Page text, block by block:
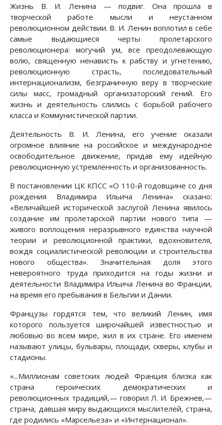
Жизнь В. И. Ленина — подвиг. Она прошла в
творческой работе мысли и неустанном
революционном действии. В. И. Ленин воплотил в себе
самые выдающиеся черты пролетарского
революционера: могучий ум, все преодолевающую
волю, священную ненависть к рабству и угнетению,
революционную страсть, последовательный
интернационализм, безграничную веру в творческие
силы масс, громадный организаторский гений. Его
жизнь и деятельность слились с борьбой рабочего
класса и Коммунистической партии.
Деятельность В. И. Ленина, его учение оказали
огромное влияние на российское и международное
освободительное движение, придав ему идейную
революционную устремленность и организованность.
В постановлении ЦК КПСС «О 110-й годовщине со дня
рождения Владимира Ильича Ленина» сказано:
«Величайшей исторической заслугой Ленина явилось
создание им пролетарской партии нового типа —
живого воплощения неразрывного единства научной
теории и революционной практики, вдохновителя,
вождя социалистической революции и строительства
нового общества». Значительная доля этого
невероятного труда приходится на годы жизни и
деятельности Владимира Ильича Ленина во Франции,
на время его пребывания в Бельгии и Дании.
Французы гордятся тем, что великий Ленин, имя
которого пользуется широчайшей известностью и
любовью во всем мире, жил в их стране. Его именем
называют улицы, бульвары, площади, скверы, клубы и
стадионы.
«...Миллионам советских людей Франция близка как
страна героических демократических и
революционных традиций,— говорил Л. И. Брежнев,—
страна, давшая миру выдающихся мыслителей, страна,
где родились «Марсельеза» и «Интернационал».